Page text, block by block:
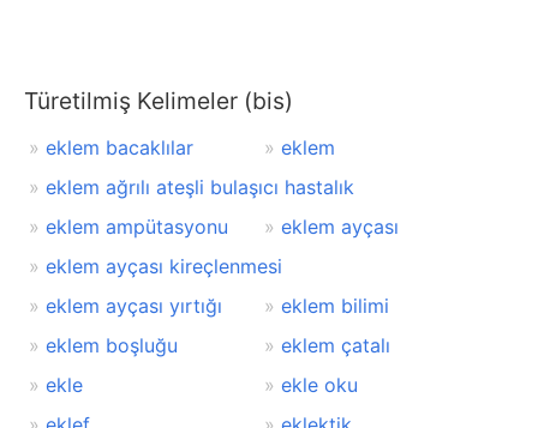
Türetilmiş Kelimeler (bis)
eklem bacaklılar
eklem
eklem ağrılı ateşli bulaşıcı hastalık
eklem ampütasyonu
eklem ayçası
eklem ayçası kireçlenmesi
eklem ayçası yırtığı
eklem bilimi
eklem boşluğu
eklem çatalı
ekle
ekle oku